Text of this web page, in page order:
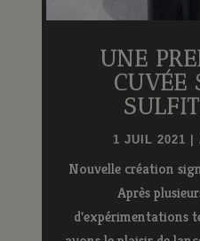
UNE
CUVÉE
1 JUIL 2021
Nouvelle création
Après
d'expérimentations